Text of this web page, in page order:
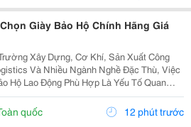
Giày Bảo Hộ Chính Hãng Giá
Xây Dựng, Cơ Khí, Sản Xuất Công
Và Nhiều Ngành Nghề Đặc Thù, Việc
Hộ Lao Động Phù Hợp Là Yếu Tố Quan
Vệ Sức Khỏe Và An Toàn Cho Người Sử
Đó, Giày Bảo Hộ Là Một Trong Những
quốc 12 phút trước